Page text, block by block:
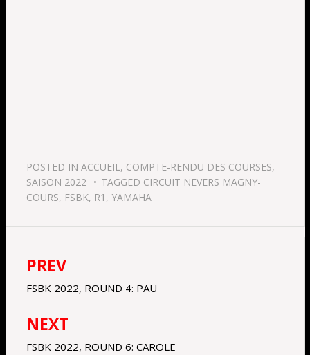
POSTED IN ACCUEIL, COMPTE-RENDU DES COURSES,
SAISON 2022
TAGGED CIRCUIT NEVERS MAGNY-
COURS, FSBK, R1 , YAMAHA
Navigation
de
l’article
PREV
FSBK 2022, ROUND 4: PAU
NEXT
FSBK 2022, ROUND 6: CAROLE